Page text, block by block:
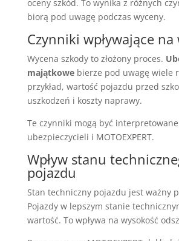
oceny szkód. To wynika z różnych
biorą pod uwagę podczas wyceny.
Czynniki wpływające na
Wycena szkody to złożony proces.
majątkowebierze pod uwagę wiele
przykład, wartość pojazdu przed
uszkodzeń i koszty naprawy.
Te czynniki mogą być
ubezpieczycieli i MOTOEXPERT.
Wpływ stanu
pojazdu
Stan techniczny pojazdu jest ważny
Pojazdy w lepszym stanie
wartość. To wpływa na wysokość